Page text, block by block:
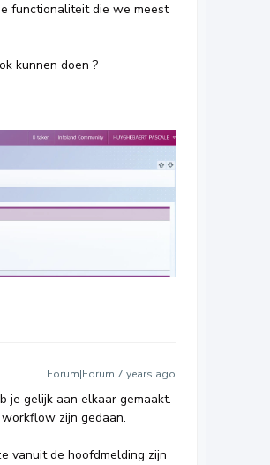
functionaliteit die we meest
kunnen doen ?
Forum|Forum|7 years ago
je gelijk aan elkaar gemaakt.
zijn gedaan.
vanuit de hoofdmelding zijn